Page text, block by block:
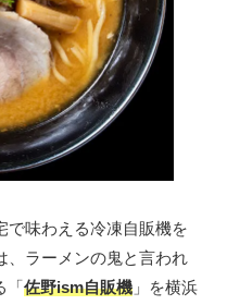
で味わえる冷凍自販機を
、ラーメンの鬼と言われ
「佐野ism自販機 」を横浜